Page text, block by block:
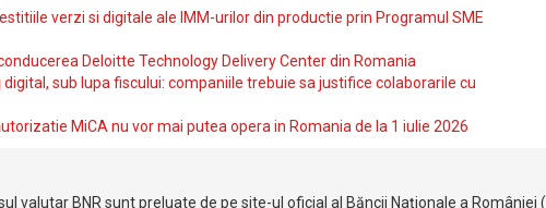
verzi si digitale ale IMM-urilor din productie prin Programul SME
Deloitte Technology Delivery Center din Romania
sub lupa fiscului: companiile trebuie sa justifice colaborarile cu
MiCA nu vor mai putea opera in Romania de la 1 iulie 2026
valutar BNR sunt preluate de pe site-ul oficial al Băncii Naționale a României (